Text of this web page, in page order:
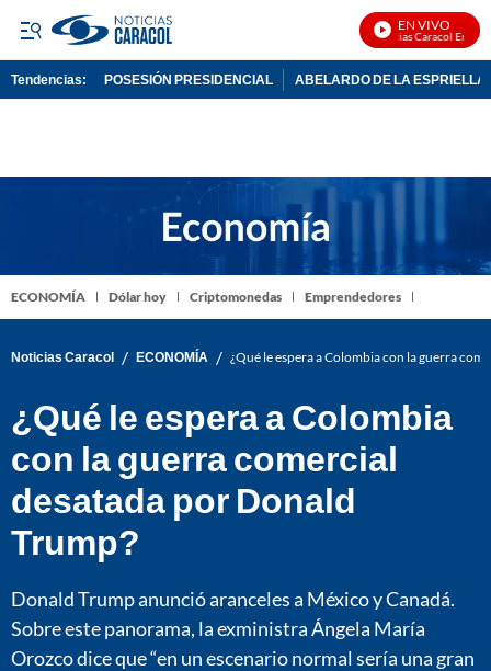
EN VIVO
Noticias Caracol En Vivo
Tendencias: POSESIÓN PRESIDENCIAL ABELARDO DE LA ESPRIELLA
ECONOMÍA Dólar hoy Criptomonedas Emprendedores
Noticias Caracol / ECONOMÍA / ¿Qué le espera a Colombia con la guerra
¿Qué le espera a Colombia
con la guerra comercial
desatada por Donald
Trump?
Donald Trump anunció aranceles a México y Canadá.
Sobre este panorama, la exministra Ángela María
Orozco dice que “en un escenario normal sería una gran